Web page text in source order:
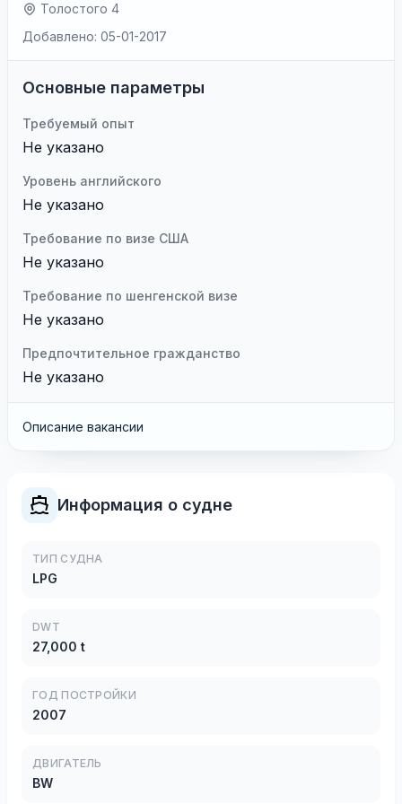
Толостого 4
Добавлено: 05-01-2017
Основные параметры
Требуемый опыт
Не указано
Уровень английского
Не указано
Требование по визе США
Не указано
Требование по шенгенской визе
Не указано
Предпочтительное гражданство
Не указано
Описание вакансии
Информация о судне
ТИП СУДНА
LPG
DWT
27,000 t
ГОД ПОСТРОЙКИ
2007
ДВИГАТЕЛЬ
BW